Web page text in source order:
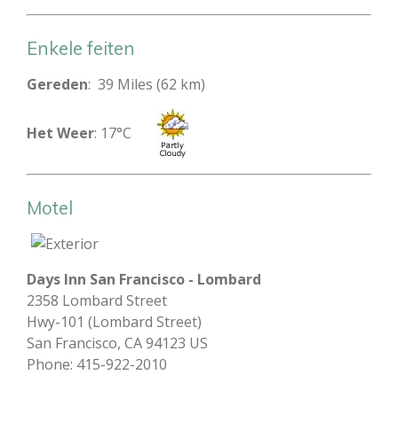
Enkele feiten
Gereden: 39 Miles (62 km)
Het Weer: 17°C
Motel
Days Inn San Francisco - Lombard
2358 Lombard Street
Hwy-101 (Lombard Street)
San Francisco, CA 94123 US
Phone: 415-922-2010